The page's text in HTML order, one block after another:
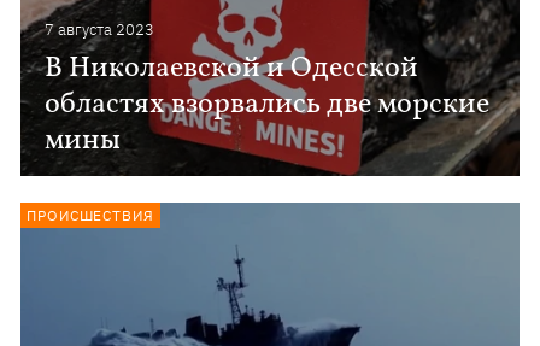
7 августа 2023
В Николаевской и Одесской
областях взорвались две морские
мины
ПРОИСШЕСТВИЯ